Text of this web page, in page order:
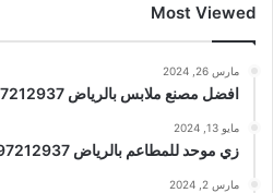
Most Viewed
مارس 26, 2024
افضل مصنع ملابس بالرياض 0597212937
مايو 13, 2024
زي موحد للمطاعم بالرياض 0597212937
مارس 2, 2024